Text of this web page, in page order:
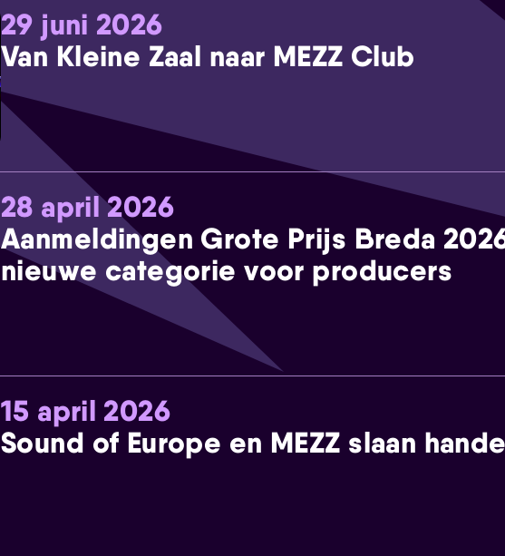
29 juni 2026
Van Kleine Zaal naar MEZZ Club
28 april 2026
Aanmeldingen Grote Prijs Breda
nieuwe categorie voor producers
15 april 2026
Sound of Europe en MEZZ slaan